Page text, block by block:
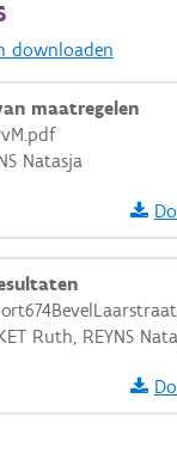
downloaden
maatregelen
Natasja
Ruth, REYNS